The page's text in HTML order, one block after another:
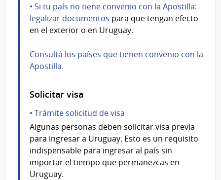
• Si tu país no tiene convenio con la Apostilla:
legalizar documentos para que tengan efecto
en el exterior o en Uruguay.
Consultá los países que tienen convenio con la
Apostilla.
Solicitar visa
• Trámite solicitud de visa
Algunas personas deben solicitar visa previa
para ingresar a Uruguay. Esto es un requisito
indispensable para ingresar al país sin
importar el tiempo que permanezcas en
Uruguay.